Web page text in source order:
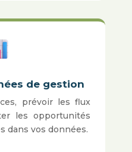
de gestion
prévoir les flux
les opportunités
dans vos données.